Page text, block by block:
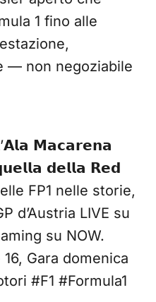
1 fino alle
— non negoziabile
𝗠𝗮𝗰𝗮𝗿𝗲𝗻𝗮
𝗱𝗲𝗹𝗹𝗮 𝗥𝗲𝗱
FP1 nelle storie,
d’Austria LIVE su
su NOW.
Gara domenica
#F1 #Formula1